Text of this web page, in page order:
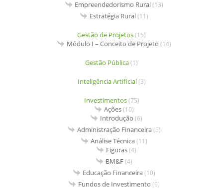
Empreendedorismo Rural(13)
Estratégia Rural(11)
Gestão de Projetos(15)
Módulo I – Conceito de Projeto (14)
Gestão Pública(1)
Inteligência Artificial(3)
Investimentos(75)
Ações(10)
Introdução (6)
Administração Financeira(5)
Análise Técnica(11)
Figuras(4)
BM&F(4)
Educação Financeira(10)
Fundos de Investimento (9)